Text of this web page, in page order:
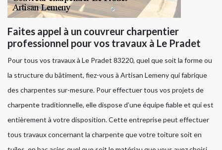
Faites appel à un couvreur charpentier
professionnel pour vos travaux à Le Pradet
Pour tous vos travaux à Le Pradet 83220, quel que soit la forme ou
la structure du bâtiment, fiez-vous à Artisan Lemeny qui fabrique
des charpentes sur-mesure. Pour effectuer tous vos projets de
charpente traditionnelle, elle dispose d’une équipe fiable et qui est
entièrement à votre disposition. Cette entreprise peut effectuer
tous travaux concernant la charpente que votre toiture soit en